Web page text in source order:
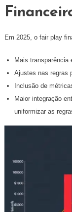
Em 2025, o fair play
Mais transparência
Ajustes nas regras
Inclusão de
Maior integração
uniformizar as